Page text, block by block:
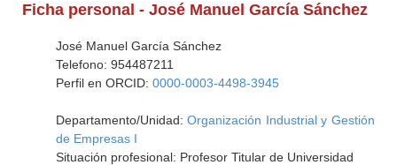
Ficha personal - José Manuel García Sánchez
José Manuel García Sánchez
Telefono: 954487211
Perfil en ORCID: 0000-0003-4498-3945
Departamento/Unidad:Organización Industrial y Gestión
de Empresas I
Situación profesional: Profesor Titular de Universidad